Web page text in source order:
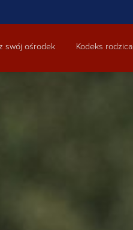
swój ośrodek Kodeks rodzica